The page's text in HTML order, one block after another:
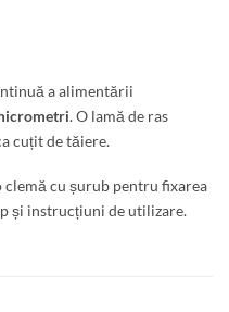
a alimentării
. O lamă de ras
cuțit de tăiere.
cu șurub pentru fixarea
și instrucțiuni de utilizare.